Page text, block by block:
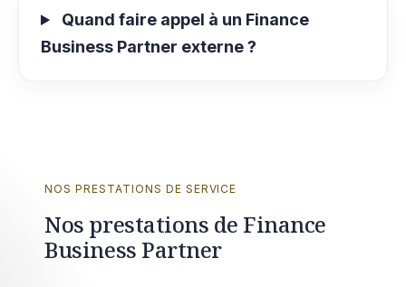
Quand faire appel à un Finance
Business Partner externe ?
NOS PRESTATIONS DE SERVICE
Nos prestations de Finance
Business Partner